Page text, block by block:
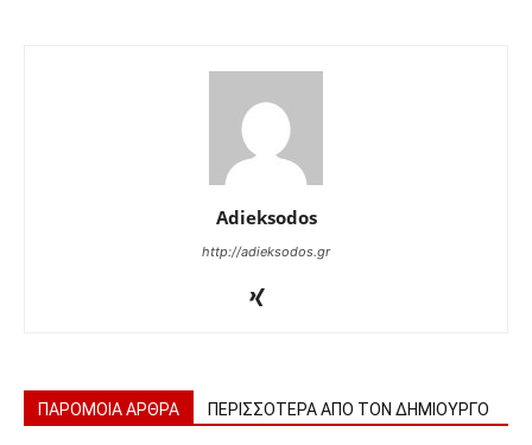
Adieksodos
http://adieksodos.gr
ΠΑΡΟΜΟΙΑ ΑΡΘΡΑ ΠΕΡΙΣΣΟΤΕΡΑ ΑΠΟ ΤΟΝ ΔΗΜΙΟΥΡΓΟ